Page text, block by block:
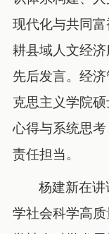
现代化与共同
耕县域人文经
先后发言。经
克思主义学院
心得与系统思
责任担当。
杨建新在
学社会科学高